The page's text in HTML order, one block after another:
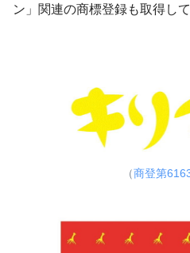
ン」関連の商標登録も取得して
（商登第